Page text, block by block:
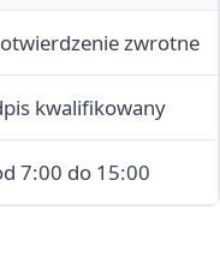
zwrotne
kwalifikowany
7:00 do 15:00